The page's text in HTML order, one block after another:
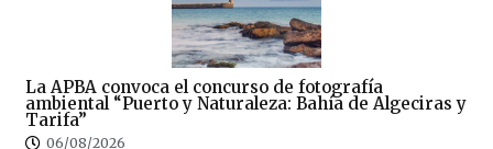
La APBA convoca el concurso de fotografía
ambiental “Puerto y Naturaleza: Bahía de Algeciras y
Tarifa”
06/08/2026